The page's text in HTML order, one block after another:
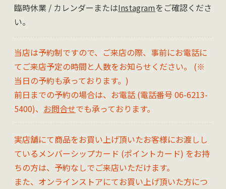
臨時休業 / カレンダーまたはInstagramをご確認くださ
い。
当店は予約制ですので、ご来店の際、事前にお電話に
てご来店予定の時間と人数をお知らせください。 (※
当日の予約も承っております。)
前日までの予約の場合は、お電話 (電話番号 06-6213-
5400)、 お問合せでも承っております。
実店舗にて商品をお買い上げ頂いたお客様にお渡しし
ているメンバーシップカード (ポイントカード) をお持
ちの方は、予約なしでご来店いただけます。
また、オンラインストアにてお買い上げ頂いた方につ